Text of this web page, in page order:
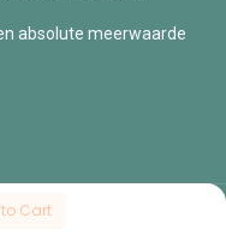
Cart
absolute meerwaarde